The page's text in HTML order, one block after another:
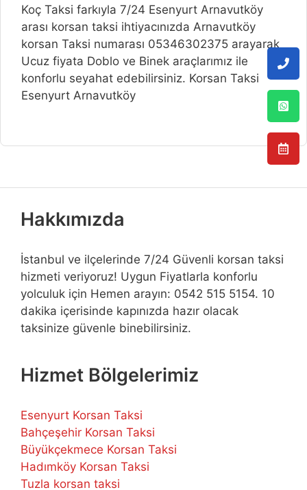
Koç Taksi farkıyla 7/24 Esenyurt Arnavutköy
arası korsan taksi ihtiyacınızda Arnavutköy
korsan Taksi numarası 05346302375 arayarak
Ucuz fiyata Doblo ve Binek araçlarımız ile
konforlu seyahat edebilirsiniz. Korsan Taksi
Esenyurt Arnavutköy
Hakkımızda
İstanbul ve ilçelerinde 7/24 Güvenli korsan taksi
hizmeti veriyoruz! Uygun Fiyatlarla konforlu
yolculuk için Hemen arayın: 0542 515 5154. 10
dakika içerisinde kapınızda hazır olacak
taksinize güvenle binebilirsiniz.
Hizmet Bölgelerimiz
Esenyurt Korsan Taksi
Bahçeşehir Korsan Taksi
Büyükçekmece Korsan Taksi
Hadımköy Korsan Taksi
Tuzla korsan taksi